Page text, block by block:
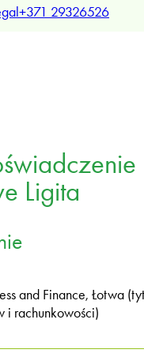
+371 29326526
Ligita
and Finance, Łotwa
i rachunkowości)